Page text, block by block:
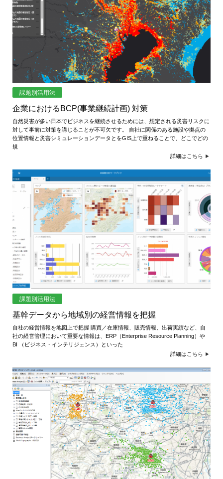
課題別活用法
企業におけるBCP(事業継続計画) 対策
自然災害が多い日本でビジネスを継続させるためには、想定される災害リスクに
対して事前に対策を講じることが不可欠です。 自社に関係のある施設や拠点の
位置情報と災害シミュレーションデータとをGIS上で重ねることで、どこでどの
規
詳細はこちら
課題別活用法
基幹データから地域別の経営情報を把握
自社の経営情報を地図上で把握 購買／在庫情報、販売情報、出荷実績など、自
社の経営管理において重要な情報は、ERP（Enterprise Resource Planning）や
BI （ビジネス・インテリジェンス）といった
詳細はこちら